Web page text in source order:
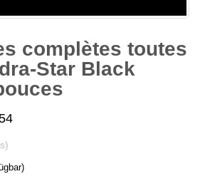
complètes toutes
Star Black